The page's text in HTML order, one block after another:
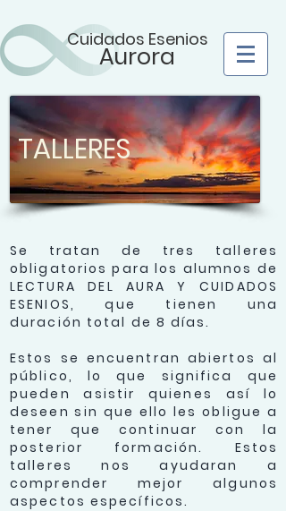
Cuidados Esenios
Aurora
TALLERES
Se tratan de tres talleres
obligatorios para los alumnos de
LECTURA DEL AURA Y CUIDADOS
ESENIOS, que tienen una
duración total de 8 días.
Estos se encuentran abiertos al
público, lo que significa que
pueden asistir quienes así lo
deseen sin que ello les obligue a
tener que continuar con la
posterior formación. Estos
talleres nos ayudaran a
comprender mejor algunos
aspectos específicos.